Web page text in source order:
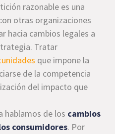
razonable es una
otras organizaciones
hacia cambios legales a
Tratar
que impone la
de la competencia
del impacto que
hablamos de los cambios
consumidores. Por